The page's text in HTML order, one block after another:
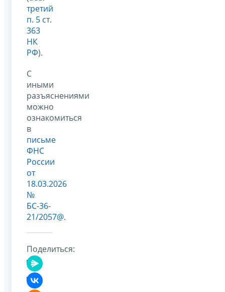
третий
п. 5 ст.
363
НК
РФ).
С
иными
разъяснениями
можно
ознакомиться
в
письме
ФНС
России
от
18.03.2026
№
БС-36-
21/2057@.
Поделиться: